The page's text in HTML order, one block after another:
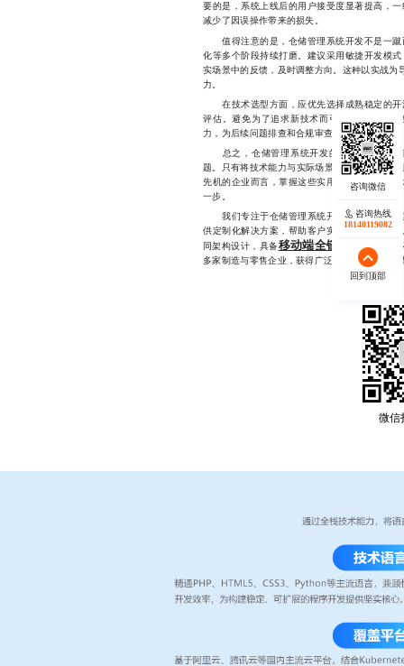
要的是，系统上线后的用户接受度显著提高，
减少了因误操作带来的损失。
值得注意的是，仓储管理系统开发不是一蹴
化等多个阶段持续打磨。建议采用敏捷开发模
实场景中的反馈，及时调整方向。这种以实战为
力。
在技术选型方面，应优先选择成熟稳定的开
评估。避免为了追求新技术而引入难以维护的
力，为后续问题排查和合规审查提供依据。
总之，仓储管理系统开发的核心不在于功
题。只有将技术能力与实际场景深度融合，才能
先机的企业而言，掌握这些实用技巧，不仅是
一步。
我们专注于仓储管理系统开发领域多年，积
供定制化解决方案，帮助客户实现系统高效落
同架构设计，具备移动端全链路适配
能力
多家制造与零售企业，获得广泛认可。如有相关
微信
咨询热线
18140119082
回到顶部